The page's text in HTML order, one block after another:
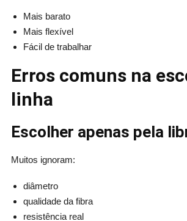
Mais barato
Mais flexível
Fácil de trabalhar
Erros comuns na
linha
Escolher apenas pela
Muitos ignoram:
diâmetro
qualidade da fibra
resistência real